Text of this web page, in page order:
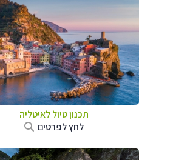
תכנון טיול לאיטליה
לחץ לפרטים